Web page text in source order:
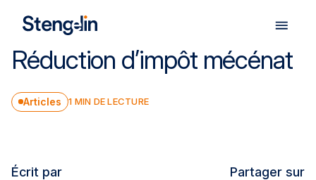
Nos expertises
Facture électronique
Réduction d’impôt mécénat
Articles 1 MIN DE LECTURE
Écrit par Partager sur